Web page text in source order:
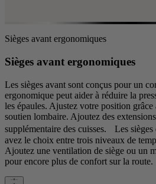
Sièges avant ergonomiques
Sièges avant ergonomiques
Les sièges avant sont conçus pour un
ergonomique peut aider à réduire la
les épaules. Ajustez votre position grâce
soutien lombaire. Ajoutez des
supplémentaire des cuisses. Les sièges
avez le choix entre trois niveaux de
Ajoutez une ventilation de siège ou un
pour encore plus de confort sur la route.